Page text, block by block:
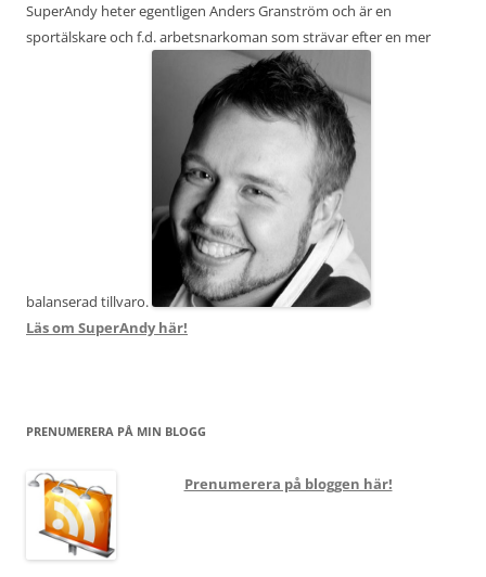
SuperAndy heter egentligen Anders Granström och är en
sportälskare och f.d. arbetsnarkoman som strävar efter en mer
balanserad tillvaro.
Läs om SuperAndy här!
PRENUMERERA PÅ MIN BLOGG
Prenumerera på bloggen här!